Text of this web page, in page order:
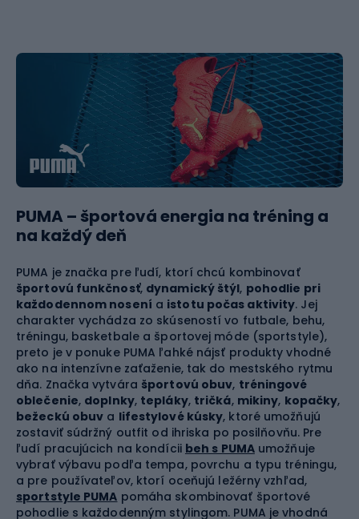
PUMA – športová energia na tréning a
na každý deň
PUMA je značka pre ľudí, ktorí chcú kombinovať
športovú funkčnosť, dynamický štýl, pohodlie pri
každodennom nosení a istotu počas aktivity. Jej
charakter vychádza zo skúseností vo futbale, behu,
tréningu, basketbale a športovej móde (sportstyle),
preto je v ponuke PUMA ľahké nájsť produkty vhodné
ako na intenzívne zaťaženie, tak do mestského rytmu
dňa. Značka vytvára športovú obuv, tréningové
oblečenie, doplnky, tepláky, tričká, mikiny, kopačky,
bežeckú obuv a lifestylové kúsky, ktoré umožňujú
zostaviť súdržný outfit od ihriska po posilňovňu. Pre
ľudí pracujúcich na kondícii beh s PUMAumožňuje
vybrať výbavu podľa tempa, povrchu a typu tréningu,
a pre používateľov, ktorí oceňujú ležérny vzhľad,
sportstyle PUMA pomáha skombinovať športové
pohodlie s každodenným stylingom. PUMA je vhodná